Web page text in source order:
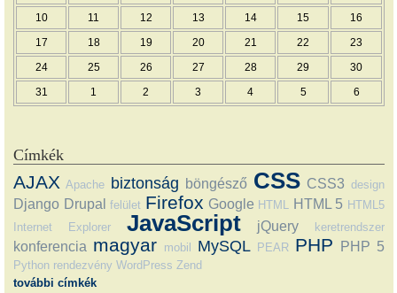
10 11 12 13 14 15 16
17 18 19 20 21 22 23
24 25 26 27 28 29 30
31 1 2 3 4 5 6
Címkék
AJAX Apache biztonság böngésző CSS CSS3 design
Django Drupal felület Firefox Google HTML HTML 5 HTML5
Internet Explorer
JavaScript jQuery keretrendszer
konferencia magyar mobil MySQL PEAR PHP PHP 5
Python rendezvény WordPress Zend
további címkék